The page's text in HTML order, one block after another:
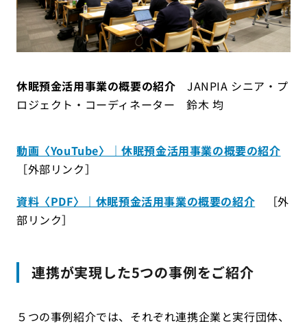
休眠預金活用事業の概要の紹介JANPIA シニア・プ
ロジェクト・コーディネーター 鈴木 均
動画〈YouTube〉｜休眠預金活用事業の概要の紹介
［外部リンク］
資料〈PDF〉｜休眠預金活用事業の概要の紹介 ［外
部リンク］
連携が実現した5つの事例をご紹介
５つの事例紹介では、それぞれ連携企業と実行団体、